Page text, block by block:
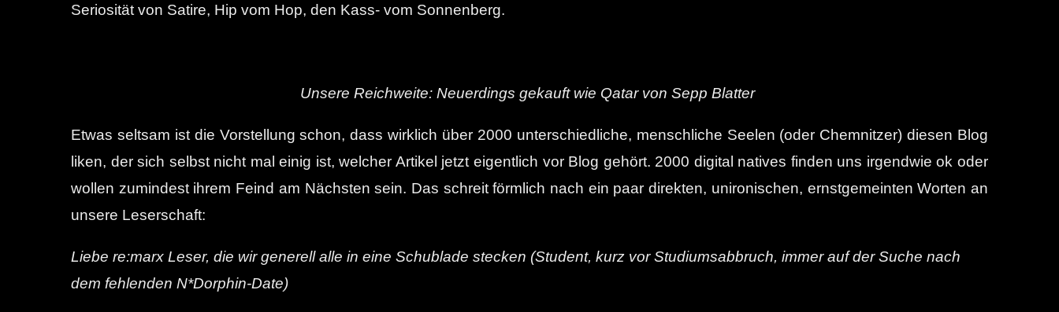
Seriosität von Satire, Hip vom Hop, den Kass- vom Sonnenberg.
Unsere Reichweite: Neuerdings gekauft wie Qatar von Sepp Blatter
Etwas seltsam ist die Vorstellung schon, dass wirklich über 2000 unterschiedliche, menschliche Seelen (oder Chemnitzer) diesen Blog
liken, der sich selbst nicht mal einig ist, welcher Artikel jetzt eigentlich vor Blog gehört. 2000 digital natives finden uns irgendwie ok oder
wollen zumindest ihrem Feind am Nächsten sein. Das schreit förmlich nach ein paar direkten, unironischen, ernstgemeinten Worten an
unsere Leserschaft:
Liebe re:marx Leser, die wir generell alle in eine Schublade stecken (Student, kurz vor Studiumsabbruch, immer auf der Suche nach
dem fehlenden N*Dorphin-Date)